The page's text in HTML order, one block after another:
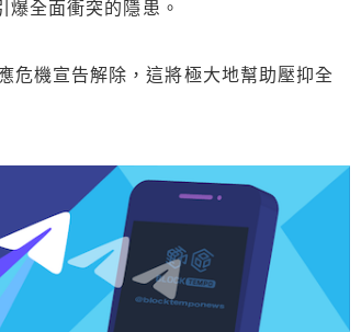
全面衝突的隱患。
危機宣告解除，這將極大地幫助壓抑全